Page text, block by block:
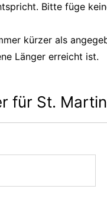
Bitte füge
kürzer als
Länger erreicht ist.
für St. Martin